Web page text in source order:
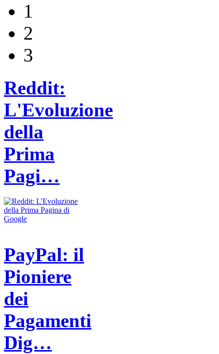
1
2
3
Reddit:
L'Evoluzione
della
Prima
Pagi…
PayPal: il
Pioniere
dei
Pagamenti
Dig…